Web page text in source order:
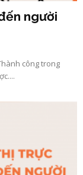
người
công trong